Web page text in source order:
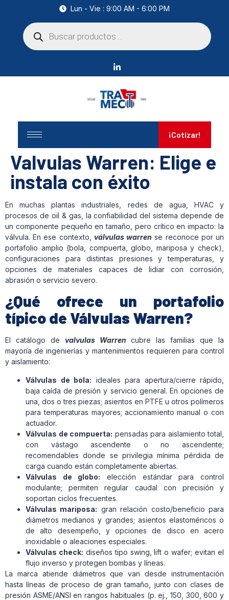
Lun - Vie : 9:00 AM - 6:00 PM
¡Cotizar!
Valvulas Warren: Elige e
instala con éxito
En muchas plantas industriales, redes de agua, HVAC y
procesos de oil & gas, la confiabilidad del sistema depende de
un componente pequeño en tamaño, pero crítico en impacto: la
válvula. En ese contexto, válvulas warren se reconoce por un
portafolio amplio (bola, compuerta, globo, mariposa y check),
configuraciones para distintas presiones y temperaturas, y
opciones de materiales capaces de lidiar con corrosión,
abrasión o servicio severo.
¿Qué ofrece un portafolio
típico de Válvulas Warren?
El catálogo de valvulas Warren cubre las familias que la
mayoría de ingenierías y mantenimientos requieren para control
y aislamiento:
Válvulas de bola: ideales para apertura/cierre rápido,
baja caída de presión y servicio general. En opciones de
una, dos o tres piezas; asientos en PTFE u otros polímeros
para temperaturas mayores; accionamiento manual o con
actuador.
Válvulas de compuerta: pensadas para aislamiento total,
con vástago ascendente o no ascendente;
recomendables donde se privilegia mínima pérdida de
carga cuando están completamente abiertas.
Válvulas de globo: elección estándar para control
modulante; permiten regular caudal con precisión y
soportan ciclos frecuentes.
Válvulas mariposa: gran relación costo/beneficio para
diámetros medianos y grandes; asientos elastoméricos o
de alto desempeño, y opciones de disco en acero
inoxidable o aleaciones especiales.
Válvulas check: diseños tipo swing, lift o wafer; evitan el
flujo inverso y protegen bombas y líneas.
La marca atiende diámetros que van desde instrumentación
hasta líneas de proceso de gran tamaño, junto con clases de
presión ASME/ANSI en rangos habituales (p. ej., 150, 300, 600 y